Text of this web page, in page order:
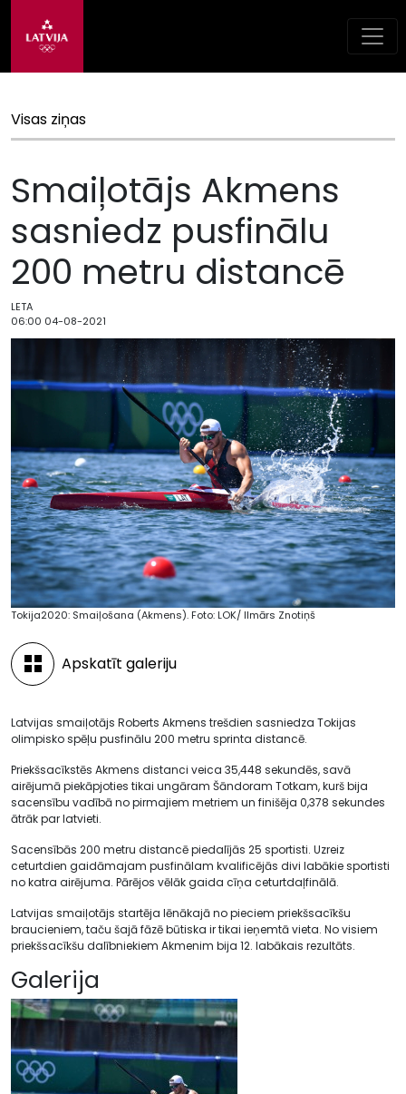
Visas ziņas
Smaiļotājs Akmens
sasniedz pusfinālu
200 metru distancē
LETA
06:00 04-08-2021
Tokija2020: Smaiļošana (Akmens). Foto: LOK/ Ilmārs Znotiņš
Apskatīt galeriju
Latvijas smaiļotājs Roberts Akmens trešdien sasniedza Tokijas
olimpisko spēļu pusfinālu 200 metru sprinta distancē.
Priekšsacīkstēs Akmens distanci veica 35,448 sekundēs, savā
airējumā piekāpjoties tikai ungāram Šāndoram Totkam, kurš bija
sacensību vadībā no pirmajiem metriem un finišēja 0,378 sekundes
ātrāk par latvieti.
Sacensībās 200 metru distancē piedalījās 25 sportisti. Uzreiz
ceturtdien gaidāmajam pusfinālam kvalificējās divi labākie sportisti
no katra airējuma. Pārējos vēlāk gaida cīņa ceturtdaļfinālā.
Latvijas smaiļotājs startēja lēnākajā no pieciem priekšsacīkšu
braucieniem, taču šajā fāzē būtiska ir tikai ieņemtā vieta. No visiem
priekšsacīkšu dalībniekiem Akmenim bija 12. labākais rezultāts.
Galerija